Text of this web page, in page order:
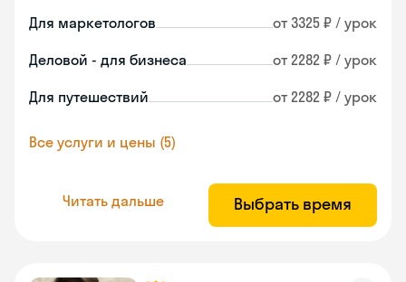
Для маркетологов от 3325 ₽ / урок
Деловой - для бизнеса от 2282 ₽ / урок
Для путешествий от 2282 ₽ / урок
Все услуги и цены (5)
Читать дальше Выбрать время